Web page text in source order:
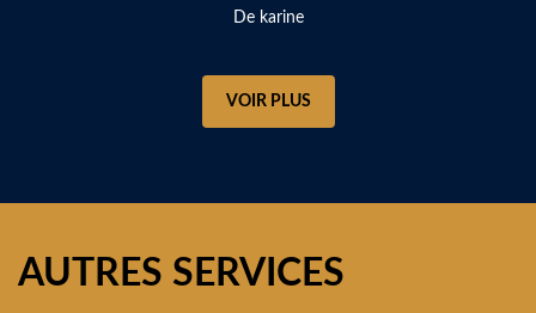
De karine
VOIR PLUS
AUTRES SERVICES